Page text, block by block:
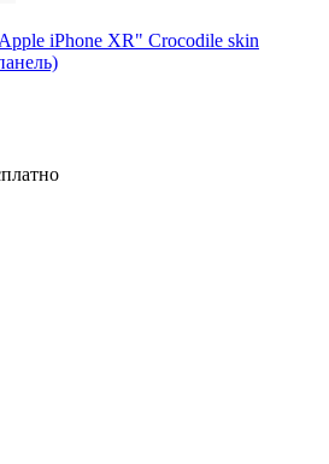
iPhone XR" Crocodile skin